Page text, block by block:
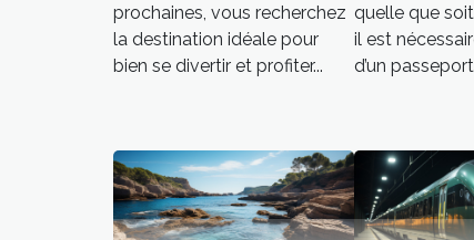
prochaines, vous recherchez
la destination idéale pour
bien se divertir et profiter...
quelle que
il est
d’un